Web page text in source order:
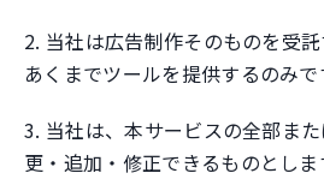
2. 当社は広告制作そのものを受託
あくまでツールを提供するのみで
3. 当社は、本サービスの全部ま
更・追加・修正できるものとしま